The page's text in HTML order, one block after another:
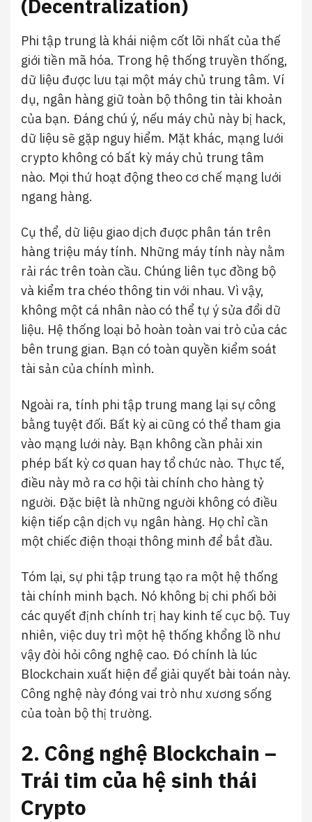
(Decentralization)
Phi tập trung là khái niệm cốt lõi nhất của thế
giới tiền mã hóa. Trong hệ thống truyền thống,
dữ liệu được lưu tại một máy chủ trung tâm. Ví
dụ, ngân hàng giữ toàn bộ thông tin tài khoản
của bạn. Đáng chú ý, nếu máy chủ này bị hack,
dữ liệu sẽ gặp nguy hiểm. Mặt khác, mạng lưới
crypto không có bất kỳ máy chủ trung tâm
nào. Mọi thứ hoạt động theo cơ chế mạng lưới
ngang hàng.
Cụ thể, dữ liệu giao dịch được phân tán trên
hàng triệu máy tính. Những máy tính này nằm
rải rác trên toàn cầu. Chúng liên tục đồng bộ
và kiểm tra chéo thông tin với nhau. Vì vậy,
không một cá nhân nào có thể tự ý sửa đổi dữ
liệu. Hệ thống loại bỏ hoàn toàn vai trò của các
bên trung gian. Bạn có toàn quyền kiểm soát
tài sản của chính mình.
Ngoài ra, tính phi tập trung mang lại sự công
bằng tuyệt đối. Bất kỳ ai cũng có thể tham gia
vào mạng lưới này. Bạn không cần phải xin
phép bất kỳ cơ quan hay tổ chức nào. Thực tế,
điều này mở ra cơ hội tài chính cho hàng tỷ
người. Đặc biệt là những người không có điều
kiện tiếp cận dịch vụ ngân hàng. Họ chỉ cần
một chiếc điện thoại thông minh để bắt đầu.
Tóm lại, sự phi tập trung tạo ra một hệ thống
tài chính minh bạch. Nó không bị chi phối bởi
các quyết định chính trị hay kinh tế cục bộ. Tuy
nhiên, việc duy trì một hệ thống khổng lồ như
vậy đòi hỏi công nghệ cao. Đó chính là lúc
Blockchain xuất hiện để giải quyết bài toán này.
Công nghệ này đóng vai trò như xương sống
của toàn bộ thị trường.
2. Công nghệ Blockchain –
Trái tim của hệ sinh thái
Crypto